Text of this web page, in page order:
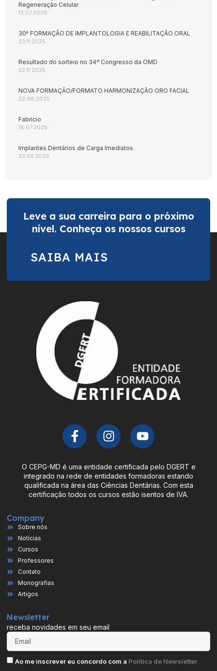
Regeneração Celular
12.07.2026
30ª FORMAÇÃO DE IMPLANTOLOGIA E REABILITAÇÃO ORAL
23.11.2025
Resultado do sorteio no 34º Congresso da OMD
22.11.2025
NOVA FORMAÇÃO/FORMATO HARMONIZAÇÃO ORO FACIAL
22.08.2025
Fabrício
18.07.2025
Implantes Dentários de Carga Imediatos
23.05.2025
Leve a sua carreira para o próximo
nível. Conheça os nossos cursos
SAIBA MAIS
O CEPG-MD é uma entidade certificada pelo DGERT e
integrado na rede de entidades formadoras estando
qualificada na área das Ciências Dentárias. Com esta
certificação todos os cursos estão isentos de IVA.
Company
Sobre nós
Notícias
Cursos
Professores
Contato
Monografias
Artigos
Newsletter
receba novidades em seu email
Ao me inscrever eu concordo com a Política de Newsletter